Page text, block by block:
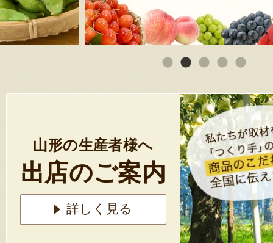
山形の生産者様へ
出店のご案内
詳しく見る